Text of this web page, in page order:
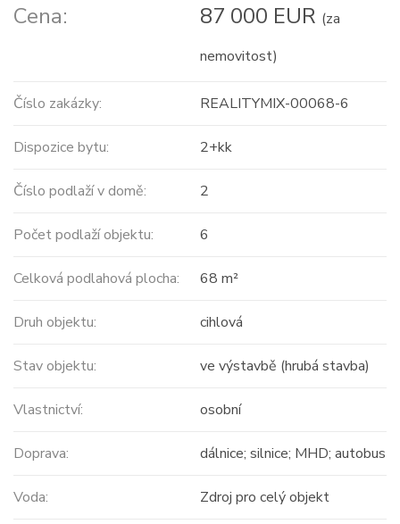
Cena: 87 000 EUR (za
nemovitost)
Číslo zakázky: REALITYMIX-00068-6
Dispozice bytu: 2+kk
Číslo podlaží v domě: 2
Počet podlaží objektu: 6
Celková podlahová plocha: 68 m²
Druh objektu: cihlová
Stav objektu: ve výstavbě (hrubá stavba)
Vlastnictví: osobní
Doprava: dálnice; silnice; MHD; autobus
Voda: Zdroj pro celý objekt